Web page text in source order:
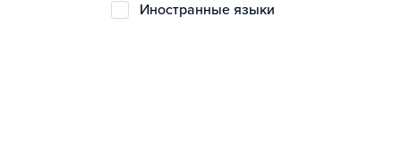
иностранные языки